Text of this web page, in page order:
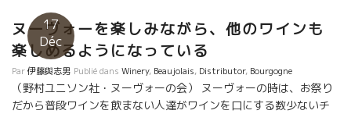
観ながら醸造家、販売者、飲む人達がハッピーになるメカニズム
を築きたい。
17
Déc
ヌーヴォーを楽しみながら、他のワインも
楽しめるようになっている
Par伊藤與志男 Publié dans Winery, Beaujolais, Distributor, Bourgogne
（野村ユニソン社・ヌーヴォーの会） ヌーヴォーの時は、お祭り
だから普段ワインを飲まない人達がワインを口にする数少ないチ